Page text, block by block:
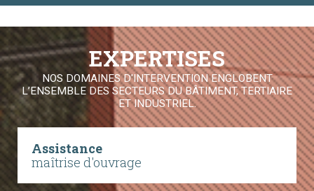
EXPERTISES
NOS DOMAINES D'INTERVENTION ENGLOBENT
L’ENSEMBLE DES SECTEURS DU BÂTIMENT, TERTIAIRE
ET INDUSTRIEL.
Assistance
maîtrise d'ouvrage